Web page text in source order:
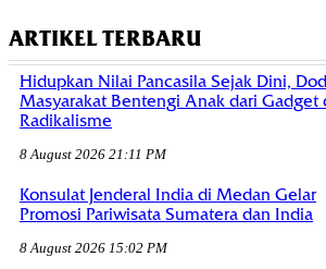
ARTIKEL TERBARU
Hidupkan Nilai Pancasila Sejak Dini,
Masyarakat Bentengi Anak dari Gadget
Radikalisme
8 August 2026 21:11 PM
Konsulat Jenderal India di Medan Gelar
Promosi Pariwisata Sumatera dan India
8 August 2026 15:02 PM